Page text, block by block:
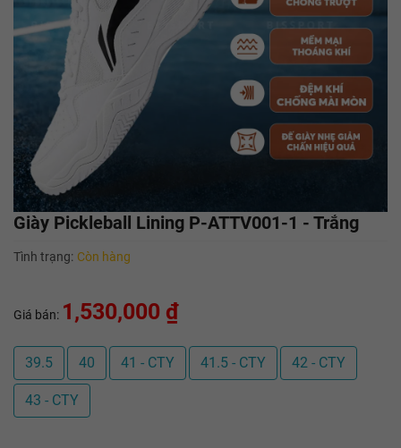
Giày Pickleball Lining P-ATTV001-1 - Trắng
Tình trạng: Còn hàng
Giá bán: 1,530,000 ₫
39.5 40 41 - CTY 41.5 - CTY 42 - CTY
43 - CTY